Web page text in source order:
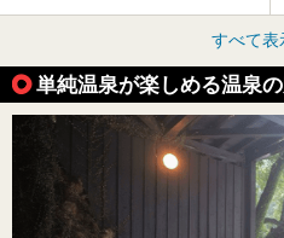
すべて表
単純温泉が楽しめる温泉